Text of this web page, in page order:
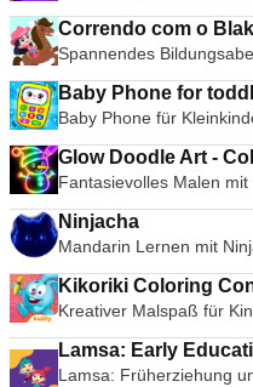
Correndo com o
Spannendes
Baby Phone für
Fantasievolles Malen
Ninjacha
Mandarin Lernen mit
Kikoriki Coloring
Kreativer Malspaß für
Lamsa: Early
Lamsa: Früherziehung